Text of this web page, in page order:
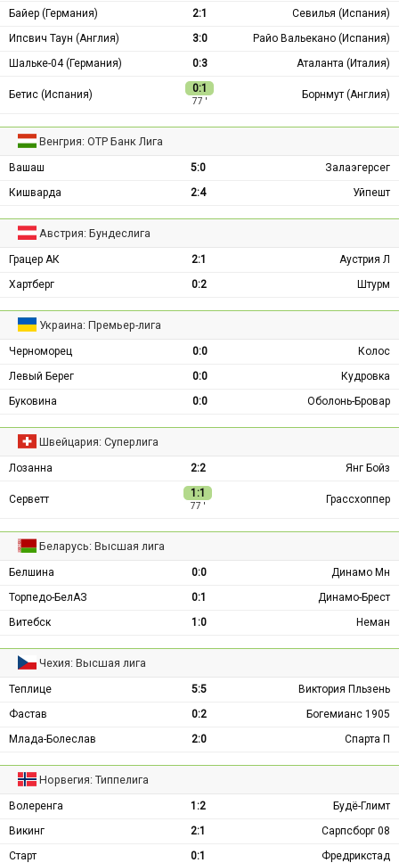
Байер (Германия) 2:1
Севилья (Испания)
Ипсвич Таун (Англия)
3:0
Райо Вальекано (Испания)
Шальке-04 (Германия)
0:3 Аталанта (Италия)
Бетис (Испания) 0:1
77 ′
Борнмут (Англия)
Венгрия: ОТР Банк Лига
Вашаш 5:0
Залаэгерсег
Кишварда
2:4 Уйпешт
Австрия: Бундеслига
Грацер АК 2:1
Аустрия Л
Хартберг
0:2 Штурм
Украина: Премьер-лига
Черноморец 0:0
Колос
Левый Берег
0:0
Кудровка
Буковина
0:0 Оболонь-Бровар
Швейцария: Суперлига
Лозанна 2:2 Янг Бойз
Серветт 1:1
77 ′
Грассхоппер
Беларусь: Высшая лига
Белшина 0:0
Динамо Мн
Торпедо-БелАЗ
0:1
Динамо-Брест
Витебск
1:0 Неман
Чехия: Высшая лига
Теплице 5:5
Виктория Пльзень
Фастав
0:2
Богемианс 1905
Млада-Болеслав
2:0 Спарта П
Норвегия: Типпелига
Волеренга 1:2
Будё-Глимт
Викинг
2:1
Сарпсборг 08
Старт
0:1 Фредрикстад